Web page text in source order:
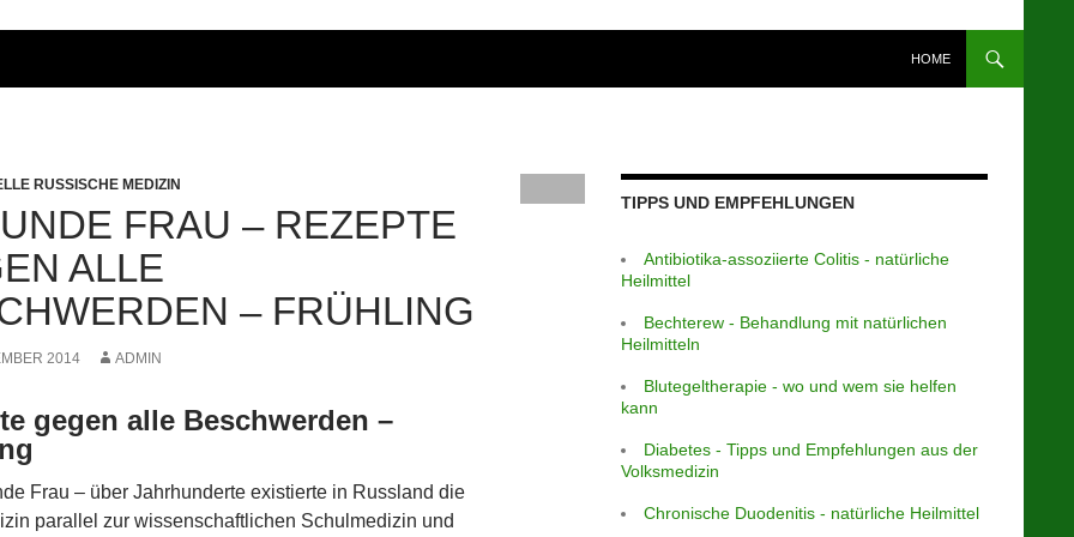
HOME
RUSSISCHE MEDIZIN
FRAU – REZEPTE
ALLE
– FRÜHLING
2014 ADMIN
gegen alle Beschwerden –
Frau – über Jahrhunderte existierte in Russland die
parallel zur wissenschaftlichen Schulmedizin und
TIPPS UND EMPFEHLUNGEN
Antibiotika-assoziierte Colitis - natürliche
Heilmittel
Bechterew - Behandlung mit natürlichen
Heilmitteln
Blutegeltherapie - wo und wem sie helfen
kann
Diabetes - Tipps und Empfehlungen aus der
Volksmedizin
Chronische Duodenitis - natürliche Heilmittel